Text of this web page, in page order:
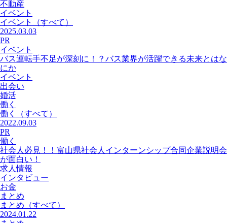
不動産
イベント
イベント
（すべて）
2025.03.03
PR
イベント
バス運転手不足が深刻に！？バス業界が活躍できる未来とはな
にか
イベント
出会い
婚活
働く
働く
（すべて）
2022.09.03
PR
働く
社会人必見！！富山県社会人インターンシップ合同企業説明会
が面白い！
求人情報
インタビュー
お金
まとめ
まとめ （すべて）
2024.01.22